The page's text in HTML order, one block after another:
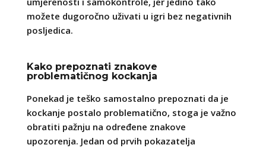
možete dugoročno uživati u igri bez negativnih
posljedica.
Kako prepoznati znakove
problematičnog kockanja
Ponekad je teško samostalno prepoznati da je
kockanje postalo problematično, stoga je važno
obratiti pažnju na određene znakove
upozorenja. Jedan od prvih pokazatelja